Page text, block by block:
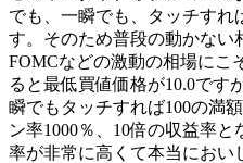
でも、一瞬でも、タッチすれ
す。そのため普段の動かない
FOMCなどの激動の相場にこ
ると最低買値価格が10.0です
瞬でもタッチすれば100の満
ン率1000％、10倍の収益率
率が非常に高くて本当におい